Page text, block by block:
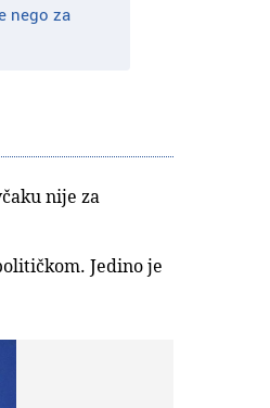
nego za
nije za
Jedino je